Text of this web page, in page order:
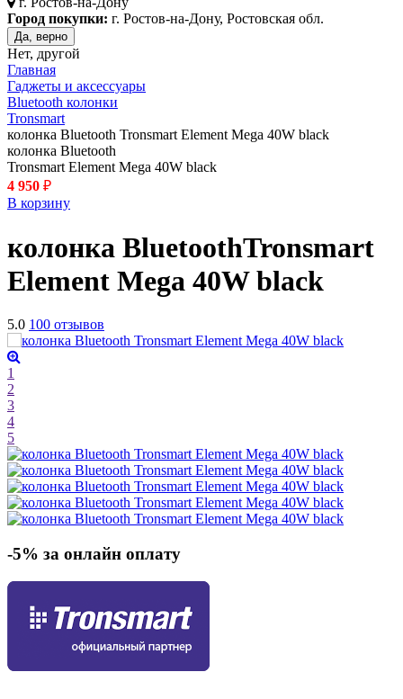
Город покупки: г. Ростов-на-Дону, Ростовская обл.
Да, верно
Нет, другой
Главная
Гаджеты и аксессуары
Bluetooth колонки
Tronsmart
колонка Bluetooth Tronsmart Element Mega 40W black
колонка Bluetooth
Tronsmart Element Mega 40W black
4 950 ₽
В корзину
колонка BluetoothTronsmart
Element Mega 40Wblack
5.0 100 отзывов
1
2
3
4
5
-5% за онлайн оплату